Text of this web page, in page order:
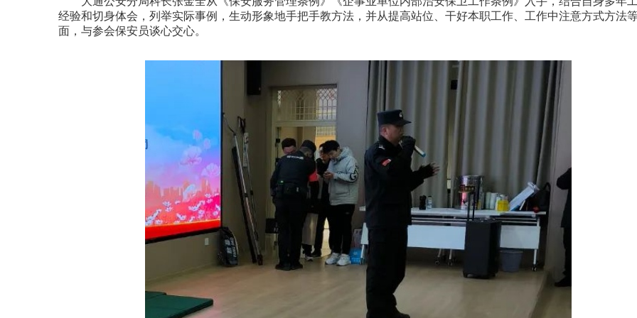
经验和切身体会，列举实际事例，生动形象地手把手教方法，并从提高站位、干好本职工作、工作中注意方式方法
面，与参会保安员谈心交心。